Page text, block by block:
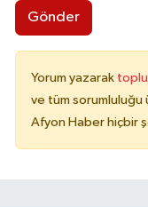
Gönder
Yorum yazarak
ve tüm sorumluluğu
Afyon Haber hiçbir